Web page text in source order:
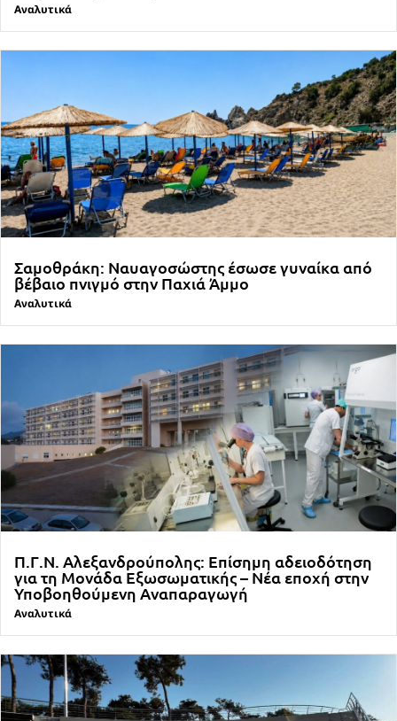
Αναλυτικά
Σαμοθράκη: Ναυαγοσώστης έσωσε γυναίκα από
βέβαιο πνιγμό στην Παχιά Άμμο
Αναλυτικά
Π.Γ.Ν. Αλεξανδρούπολης: Επίσημη αδειοδότηση
για τη Μονάδα Εξωσωματικής – Νέα εποχή στην
Υποβοηθούμενη Αναπαραγωγή
Αναλυτικά